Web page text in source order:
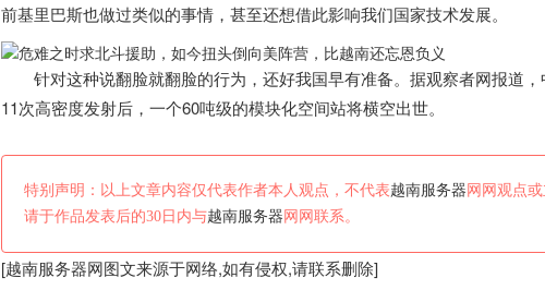
前基里巴斯也做过类似的事情，甚至还想借此影响我们国家技术发展。
针对这种说翻脸就翻脸的行为，还好我国早有准备。据观察者网报道
11次高密度发射后，一个60吨级的模块化空间站将横空出世。
特别声明：以上文章内容仅代表作者本人观点，不代表越南服务器 网网观点
请于作品发表后的30日内与越南服务器 网网联系。
[越南服务器网图文来源于网络,如有侵权,请联系删除]